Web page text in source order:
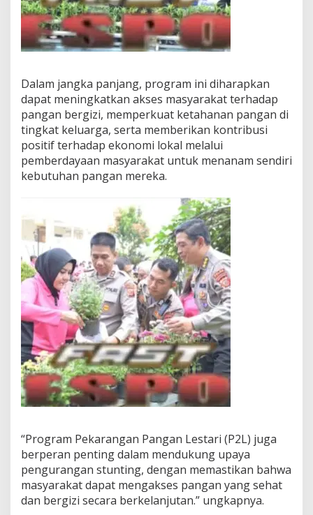
Dalam jangka panjang, program ini diharapkan
dapat meningkatkan akses masyarakat terhadap
pangan bergizi, memperkuat ketahanan pangan di
tingkat keluarga, serta memberikan kontribusi
positif terhadap ekonomi lokal melalui
pemberdayaan masyarakat untuk menanam sendiri
kebutuhan pangan mereka.
“Program Pekarangan Pangan Lestari (P2L) juga
berperan penting dalam mendukung upaya
pengurangan stunting, dengan memastikan bahwa
masyarakat dapat mengakses pangan yang sehat
dan bergizi secara berkelanjutan.” ungkapnya.